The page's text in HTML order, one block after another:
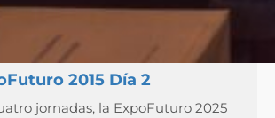
2015 Día 2
jornadas, la ExpoFuturo 2025